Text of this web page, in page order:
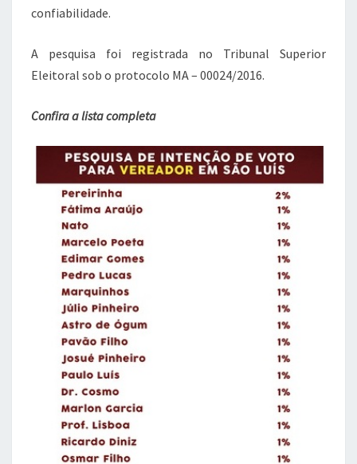
confiabilidade.
A pesquisa foi registrada no Tribunal Superior
Eleitoral sob o protocolo MA – 00024/2016.
Confira a lista completa